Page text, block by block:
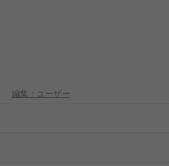
編集：ユーザー